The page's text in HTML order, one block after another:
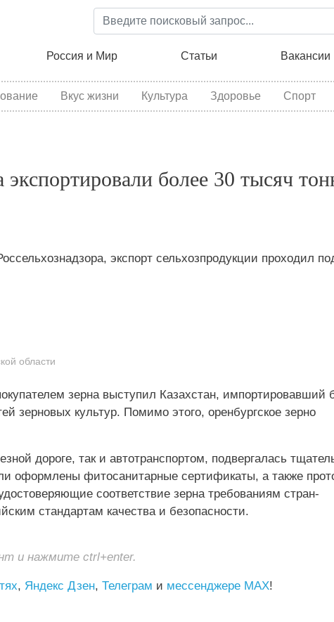
Перейти
к
содержанию
Россия и Мир Статьи Вакансии
Вкус жизни Культура Здоровье Спорт
более 30 тысяч
экспорт сельхозпродукции проходил
области
зерна выступил Казахстан, импортировавший
зерновых культур. Помимо этого, оренбургское зерно
дороге, так и автотранспортом, подвергалась
оформлены фитосанитарные сертификаты, а также
соответствие зерна требованиям стран-
стандартам качества и безопасности.
и нажмите ctrl+enter.
, Яндекс Дзен, Телеграм и мессенджере MAX!